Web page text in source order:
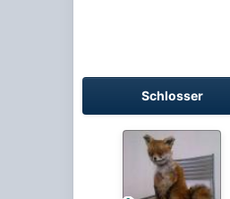
Schlosser